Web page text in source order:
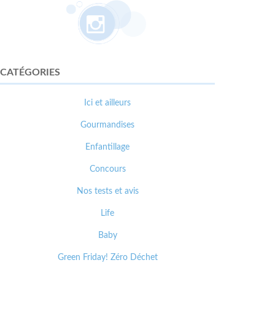
CATÉGORIES
Ici et ailleurs
Gourmandises
Enfantillage
Concours
Nos tests et avis
Life
Baby
Green Friday! Zéro Déchet